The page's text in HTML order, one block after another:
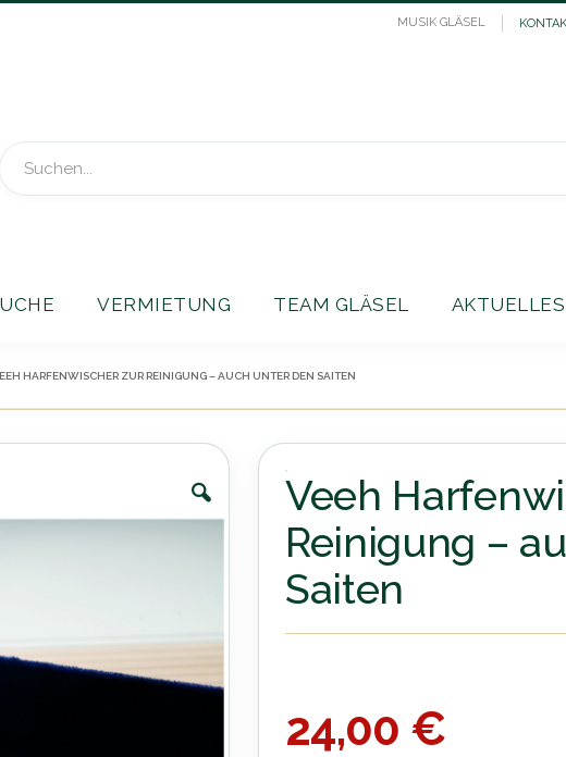
MUSIK GLÄSEL
VERMIETUNG TEAM GLÄSEL AKTUELLES
HARFENWISCHER ZUR REINIGUNG – AUCH UNTER DEN SAITEN
Veeh
Reinigung –
Saiten
24,00 €